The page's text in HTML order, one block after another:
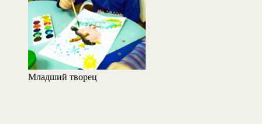
Младший творец